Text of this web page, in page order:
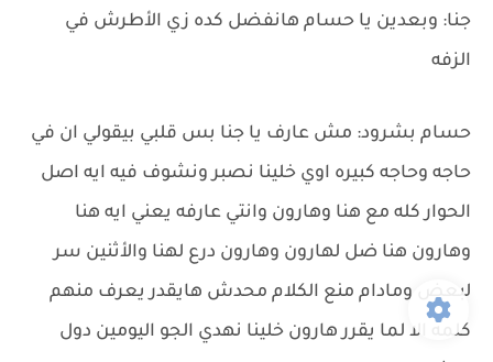
جنا: وبعدين يا حسام هانفضل كده زي الأطرش في
الزفه
حسام بشرود: مش عارف يا جنا بس قلبي بيقولي ان في
حاجه وحاجه كبيره اوي خلينا نصبر ونشوف فيه ايه اصل
الحوار كله مع هنا وهارون وانتي عارفه يعني ايه هنا
وهارون هنا ضل لهارون وهارون درع لهنا والأثنين سر
لبعض ومادام منع الكلام محدش هايقدر يعرف منهم
كلمه الا لما يقرر هارون خلينا نهدي الجو اليومين دول